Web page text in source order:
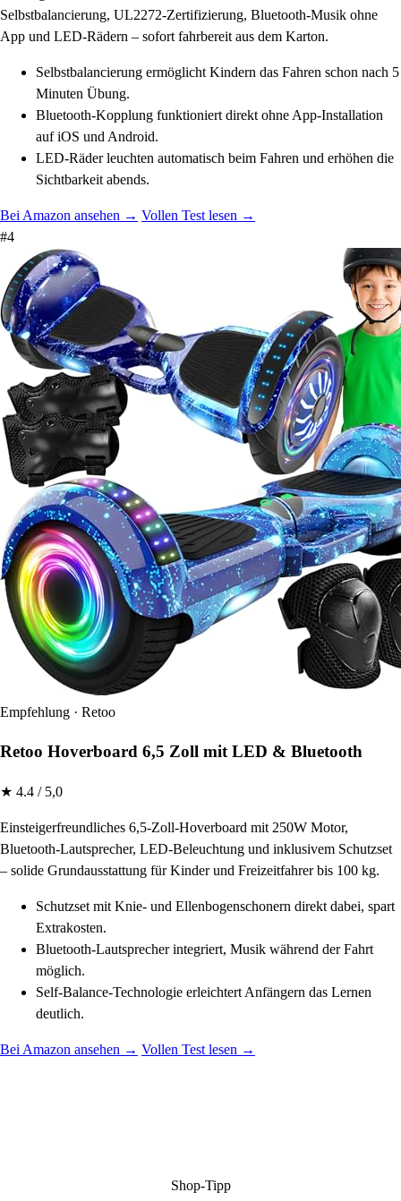
Selbstbalancierung, UL2272-Zertifizierung, Bluetooth-Musik ohne
App und LED-Rädern – sofort fahrbereit aus dem Karton.
Selbstbalancierung ermöglicht Kindern das Fahren schon nach 5
Minuten Übung.
Bluetooth-Kopplung funktioniert direkt ohne App-Installation
auf iOS und Android.
LED-Räder leuchten automatisch beim Fahren und erhöhen die
Sichtbarkeit abends.
Bei Amazon ansehen → Vollen Test lesen →
#4
Empfehlung · Retoo
Retoo Hoverboard 6,5 Zoll mit LED & Bluetooth
★ 4.4 / 5,0
Einsteigerfreundliches 6,5-Zoll-Hoverboard mit 250W Motor,
Bluetooth-Lautsprecher, LED-Beleuchtung und inklusivem Schutzset
– solide Grundausstattung für Kinder und Freizeitfahrer bis 100 kg.
Schutzset mit Knie- und Ellenbogenschonern direkt dabei, spart
Extrakosten.
Bluetooth-Lautsprecher integriert, Musik während der Fahrt
möglich.
Self-Balance-Technologie erleichtert Anfängern das Lernen
deutlich.
Bei Amazon ansehen → Vollen Test lesen →
Shop-Tipp